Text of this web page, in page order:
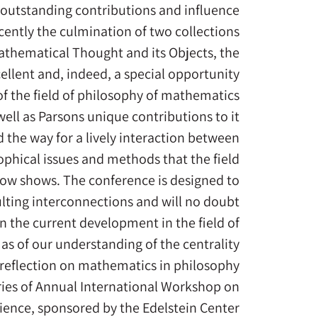
contributions and influence
the culmination of two collections
Thought and its Objects, the
and, indeed, a special opportunity
the field of philosophy of mathematics,
as Parsons unique contributions to it.
the way for a lively interaction between
issues and methods that the field
shows. The conference is designed to
interconnections and will no doubt
the current development in the field of
of our understanding of the centrality
on mathematics in philosophy.
of Annual International Workshop on
sponsored by the Edelstein Center